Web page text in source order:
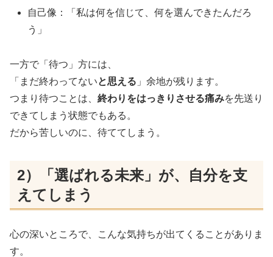
自己像：「私は何を信じて、何を選んできたんだろ
う」
一方で「待つ」方には、
「まだ終わってないと思える 」余地が残ります。
つまり待つことは、 終わりをはっきりさせる痛みを先送り
できてしまう状態でもある。
だから苦しいのに、待ててしまう。
2）「選ばれる未来」が、自分を支
えてしまう
心の深いところで、こんな気持ちが出てくることがありま
す。